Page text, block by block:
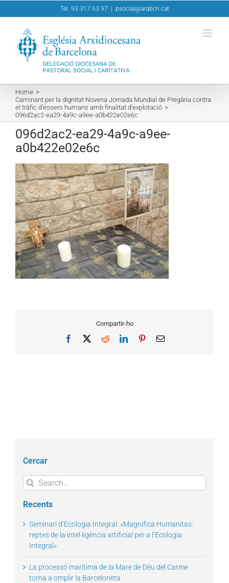
to
Tel. 93 317 63 97 psocial@arqbcn.cat
Home
Caminant per la dignitat Novena Jornada Mundial de Pregària contra
el tràfic d’éssers humans amb finalitat d’explotació
096d2ac2-ea29-4a9c-a9ee-a0b422e02e6c
096d2ac2-ea29-4a9c-a9ee-
a0b422e02e6c
Compartir-ho
Facebook RedditLinkedInPinterestEmail
Cercar
Search
for:
Recents
Seminari d’Ecologia Integral: «Magnifica Humanitas:
reptes de la intel·ligència artificial per a l’Ecologia
Integral»
La processó marítima de la Mare de Déu del Carme
torna a omplir la Barceloneta